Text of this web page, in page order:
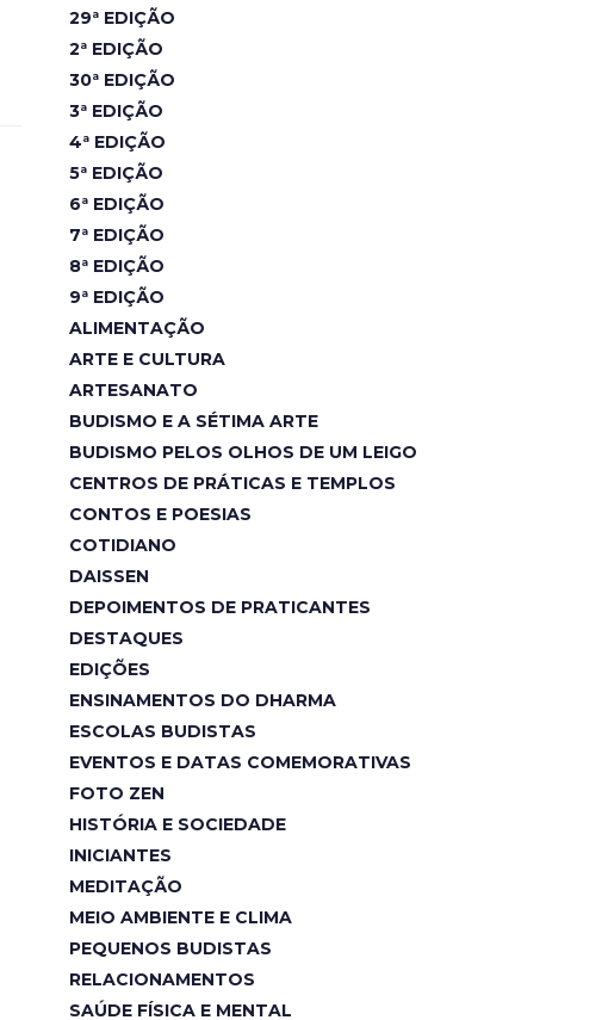
29ª EDIÇÃO
2ª EDIÇÃO
30ª EDIÇÃO
3ª EDIÇÃO
4ª EDIÇÃO
5ª EDIÇÃO
6ª EDIÇÃO
7ª EDIÇÃO
8ª EDIÇÃO
9ª EDIÇÃO
ALIMENTAÇÃO
ARTE E CULTURA
ARTESANATO
BUDISMO E A SÉTIMA ARTE
BUDISMO PELOS OLHOS DE UM LEIGO
CENTROS DE PRÁTICAS E TEMPLOS
CONTOS E POESIAS
COTIDIANO
DAISSEN
DEPOIMENTOS DE PRATICANTES
DESTAQUES
EDIÇÕES
ENSINAMENTOS DO DHARMA
ESCOLAS BUDISTAS
EVENTOS E DATAS COMEMORATIVAS
FOTO ZEN
HISTÓRIA E SOCIEDADE
INICIANTES
MEDITAÇÃO
MEIO AMBIENTE E CLIMA
PEQUENOS BUDISTAS
RELACIONAMENTOS
SAÚDE FÍSICA E MENTAL